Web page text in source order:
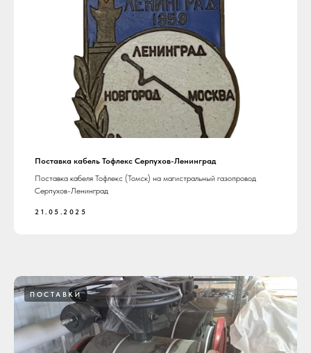
Поставка кабель Тофлекс Серпухов-Ленинград
Поставка кабеля Тофлекс (Томск) на магистральный газопровод
Серпухов-Ленинград
21.05.2025
ПОСТАВКИ